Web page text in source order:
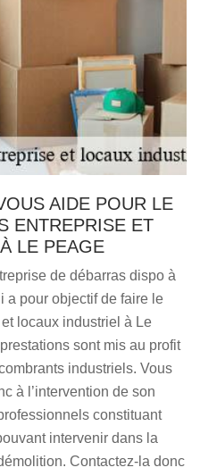
AIDE POUR LE
ENTREPRISE ET
LE PEAGE
de débarras dispo à
a pour objectif de faire le
locaux industriel à Le
sont mis au profit
industriels. Vous
à l’intervention de son
constituant
intervenir dans la
Contactez-la donc